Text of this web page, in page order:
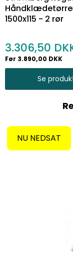
1500x115 - 2 rør
3.306,50
Før 3.890,00 DKK
Se
NU NEDSAT